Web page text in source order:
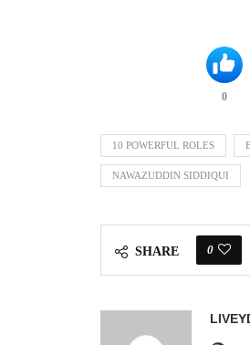
0
10 POWERFUL ROLES
NAWAZUDDIN SIDDIQUI
SHARE 0